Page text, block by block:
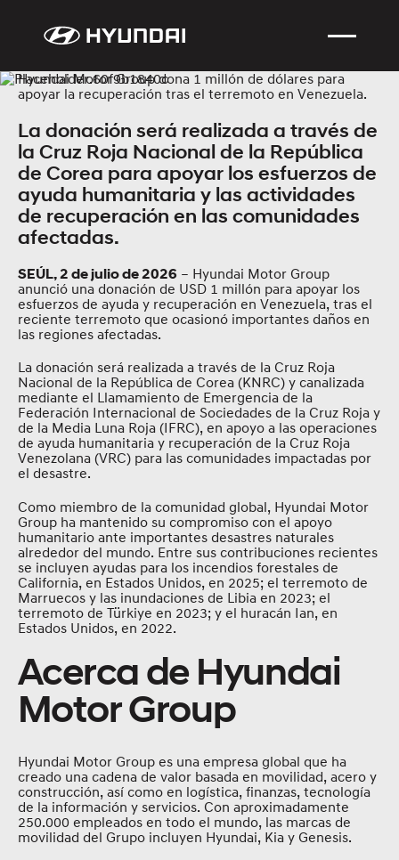
Hyundai Motor Group dona 1 millón de dólares para
apoyar la recuperación tras el terremoto en Venezuela.
La donación será realizada a través de
la Cruz Roja Nacional de la República
de Corea para apoyar los esfuerzos de
ayuda humanitaria y las actividades
de recuperación en las comunidades
afectadas.
SEÚL, 2 de julio de 2026 – Hyundai Motor Group
anunció una donación de USD 1 millón para apoyar los
esfuerzos de ayuda y recuperación en Venezuela, tras el
reciente terremoto que ocasionó importantes daños en
las regiones afectadas.
La donación será realizada a través de la Cruz Roja
Nacional de la República de Corea (KNRC) y canalizada
mediante el Llamamiento de Emergencia de la
Federación Internacional de Sociedades de la Cruz Roja y
de la Media Luna Roja (IFRC), en apoyo a las operaciones
de ayuda humanitaria y recuperación de la Cruz Roja
Venezolana (VRC) para las comunidades impactadas por
el desastre.
Como miembro de la comunidad global, Hyundai Motor
Group ha mantenido su compromiso con el apoyo
humanitario ante importantes desastres naturales
alrededor del mundo. Entre sus contribuciones recientes
se incluyen ayudas para los incendios forestales de
California, en Estados Unidos, en 2025; el terremoto de
Marruecos y las inundaciones de Libia en 2023; el
terremoto de Türkiye en 2023; y el huracán Ian, en
Estados Unidos, en 2022.
Acerca de Hyundai
Motor Group
Hyundai Motor Group es una empresa global que ha
creado una cadena de valor basada en movilidad, acero y
construcción, así como en logística, finanzas, tecnología
de la información y servicios. Con aproximadamente
250.000 empleados en todo el mundo, las marcas de
movilidad del Grupo incluyen Hyundai, Kia y Genesis.